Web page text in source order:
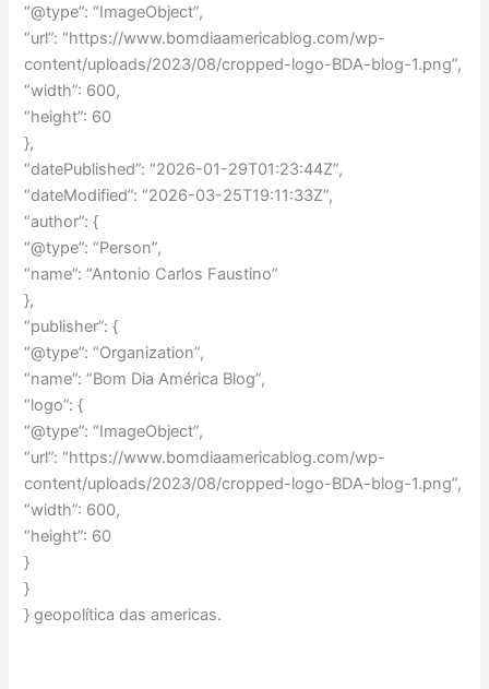
“@type”: “ImageObject”,
“url”: “https://www.bomdiaamericablog.com/wp-
content/uploads/2023/08/cropped-logo-BDA-blog-1.png”,
“width”: 600,
“height”: 60
},
“datePublished”: “2026-01-29T01:23:44Z”,
“dateModified”: “2026-03-25T19:11:33Z”,
“author”: {
“@type”: “Person”,
“name”: “Antonio Carlos Faustino”
},
“publisher”: {
“@type”: “Organization”,
“name”: “Bom Dia América Blog”,
“logo”: {
“@type”: “ImageObject”,
“url”: “https://www.bomdiaamericablog.com/wp-
content/uploads/2023/08/cropped-logo-BDA-blog-1.png”,
“width”: 600,
“height”: 60
}
}
} geopolítica das americas.